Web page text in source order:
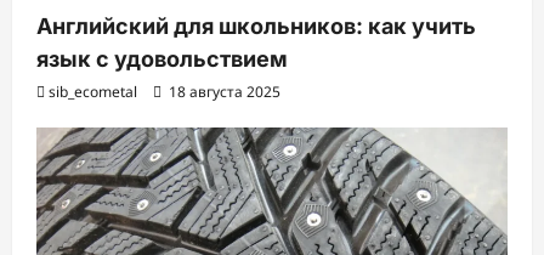
Английский для школьников: как учить
язык с удовольствием
sib_ecometal 18 августа 2025